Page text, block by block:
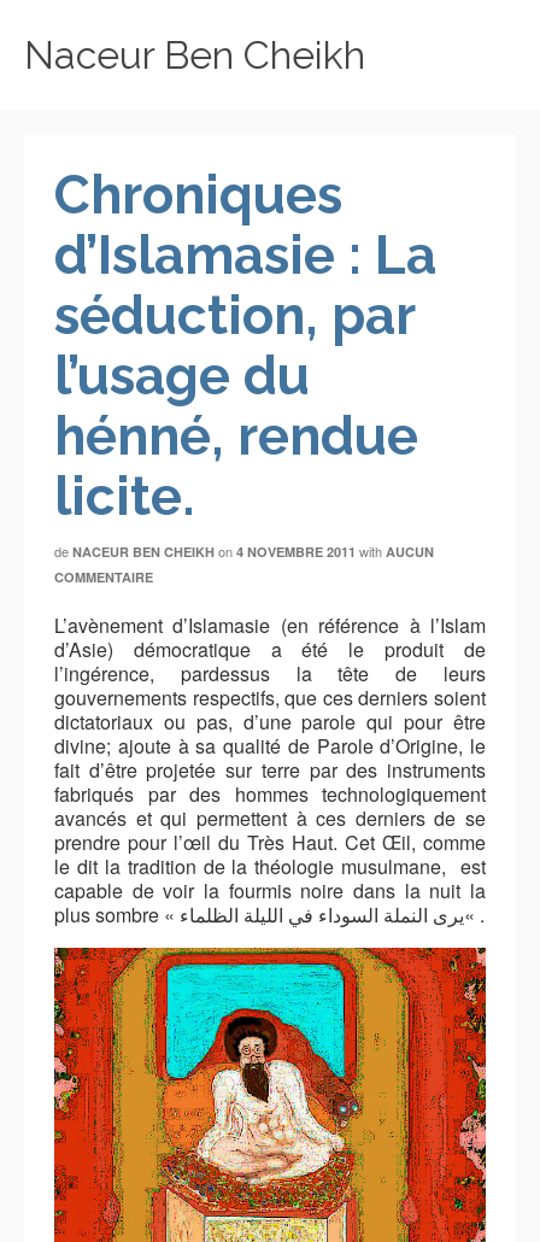
Naceur Ben Cheikh
Chroniques
d’Islamasie : La
séduction, par
l’usage du
hénné, rendue
licite.
de NACEUR BEN CHEIKH on 4 NOVEMBRE 2011 with AUCUN
COMMENTAIRE
L’avènement d’Islamasie (en référence à l’Islam
d’Asie) démocratique a été le produit de
l’ingérence, pardessus la tête de leurs
gouvernements respectifs, que ces derniers soient
dictatoriaux ou pas, d’une parole qui pour être
divine; ajoute à sa qualité de Parole d’Origine, le
fait d’être projetée sur terre par des instruments
fabriqués par des hommes technologiquement
avancés et qui permettent à ces derniers de se
prendre pour l’œil du Très Haut. Cet Œil, comme
le dit la tradition de la théologie musulmane, est
capable de voir la fourmis noire dans la nuit la
plus sombre « يرى النملة السوداء في الليلة الظلماء« .